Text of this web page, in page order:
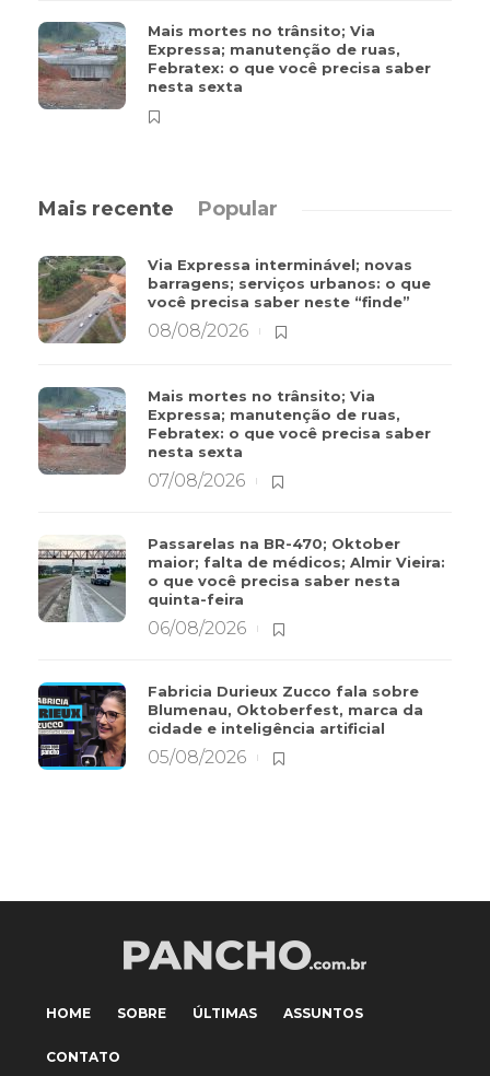
Mais mortes no trânsito; Via
Expressa; manutenção de ruas,
Febratex: o que você precisa saber
nesta sexta
Mais recente Popular
Via Expressa interminável; novas
barragens; serviços urbanos: o que
você precisa saber neste “finde”
08/08/2026
Mais mortes no trânsito; Via
Expressa; manutenção de ruas,
Febratex: o que você precisa saber
nesta sexta
07/08/2026
Passarelas na BR-470; Oktober
maior; falta de médicos; Almir Vieira:
o que você precisa saber nesta
quinta-feira
06/08/2026
Fabricia Durieux Zucco fala sobre
Blumenau, Oktoberfest, marca da
cidade e inteligência artificial
05/08/2026
HOME SOBRE ÚLTIMAS ASSUNTOS
CONTATO